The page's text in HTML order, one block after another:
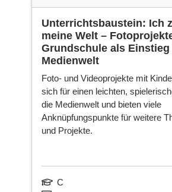
Unterrichtsbaustein: Ich
meine Welt –
Grundschule als
Medienwelt
Foto- und Videoprojekte mit
sich für einen leichten,
die Medienwelt und bieten viele
Anknüpfungspunkte für weitere
und Projekte.
C